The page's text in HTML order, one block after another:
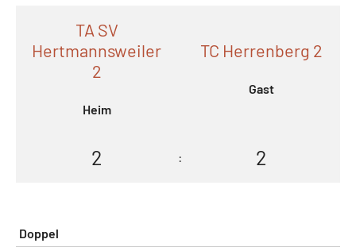
TA SV
Hertmannsweiler
2
Heim
TC Herrenberg 2
Gast
2 : 2
Doppel